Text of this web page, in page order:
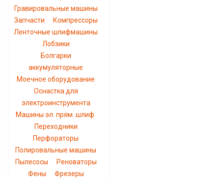
Гравировальные машины
Запчасти
Компрессоры
Ленточные шлифмашины
Лобзики
Болгарки
аккумуляторные
Моечное оборудование
Оснастка для
электроинструмента
Машины эл. прям. шлиф.
Переходники
Перфораторы
Полировальные машины
Пылесосы
Реноваторы
Фены
Фрезеры